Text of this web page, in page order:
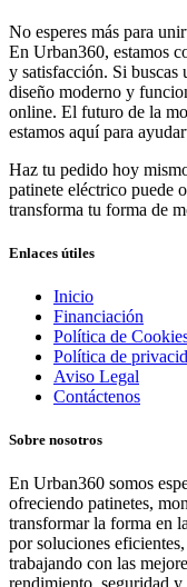
No esperes más para
En Urban360, estamos
y satisfacción. Si buscas
diseño moderno y
online. El futuro de la
estamos aquí para
Haz tu pedido hoy
patinete eléctrico puede
transforma tu forma de
Enlaces útiles
Inicio
Financiación
Política de
Política de
Aviso Legal
Contáctenos
Sobre nosotros
En Urban360 somos
ofreciendo patinetes,
transformar la forma en
por soluciones
trabajando con las